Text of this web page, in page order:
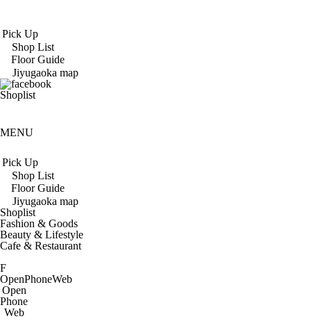
Pick Up
Shop List
Floor Guide
Jiyugaoka map
Shoplist
MENU
Pick Up
Shop List
Floor Guide
Jiyugaoka map
Shoplist
Fashion & Goods
Beauty & Lifestyle
Cafe & Restaurant
F
OpenPhoneWeb
Open
Phone
Web